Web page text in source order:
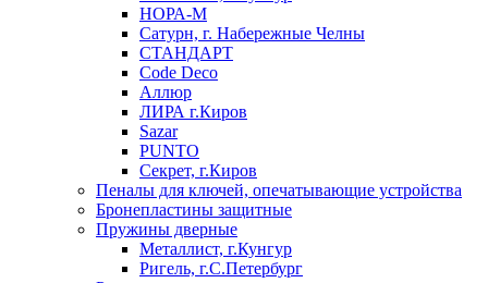
НОРА-М
Сатурн, г. Набережные Челны
СТАНДАРТ
Code Deco
Аллюр
ЛИРА г.Киров
Sazar
PUNTO
Секрет, г.Киров
Пеналы для ключей, опечатывающие устройства
Бронепластины защитные
Пружины дверные
Металлист, г.Кунгур
Ригель, г.С.Петербург